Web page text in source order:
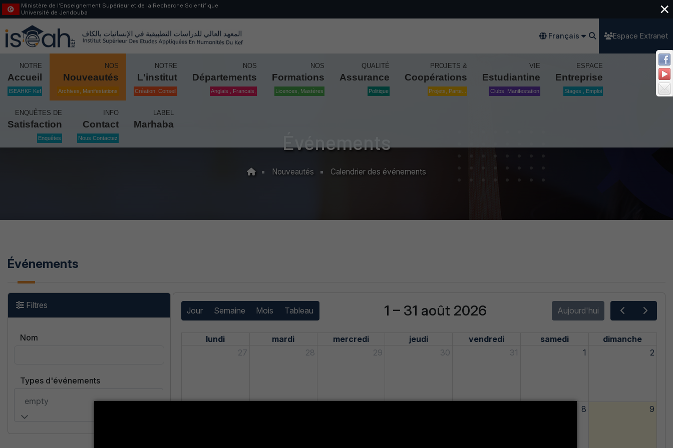
Ministère de l’Enseignement Supérieur et de la Recherche Scientifique
Université de Jendouba
Français Espace Extranet
NOTRE
Accueil
ISEAHKF Kef
NOS
Nouveautés
Archives, Manifestations
NOTRE
L'institut
Création, Conseil
NOS
Départements
Anglais , Francais,
NOS
Formations
Licences, Mastères
QUALITÉ
Assurance
Politique
PROJETS &
Coopérations
Projets, Parte...
VIE
Estudiantine
Clubs, Manifestation
ESPACE
Entreprise
Stages , Emploi
ENQUÊTES DE
Satisfaction
Enquêtes
INFO
Contact
Nous Contactez
LABEL
Marhaba
Événements
Nouveautés Calendrier des événements
Événements
Filtres
Nom
Types d'événements
empty
Jour Semaine Mois Tableau 1 – 31 août 2026 Aujourd'hui
lundi mardi mercredi jeudi vendredi samedi
dimanche
27
28 29 30 31 1 2
8 9
×